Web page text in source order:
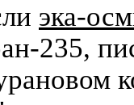
эка-
235,